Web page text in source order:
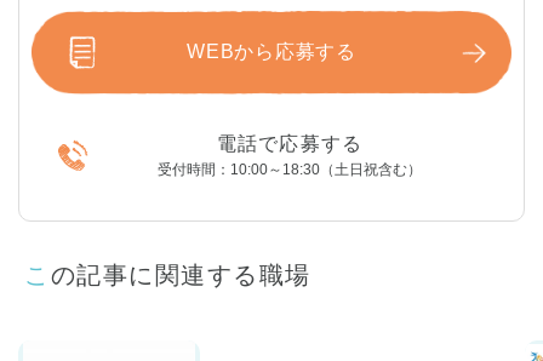
WEBから応募する
電話で応募する
受付時間：10:00～18:30（土日祝含む）
この記事に関連する職場